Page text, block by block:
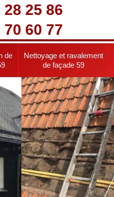
28 25 86
70 60 77
de
Nettoyage et ravalement
de façade 59